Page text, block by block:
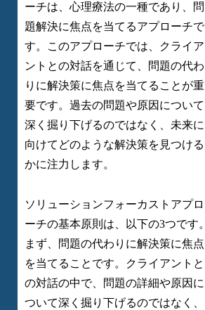
ーチは、心理療法の一種であり、問
題解決に焦点を当てるアプローチで
す。このアプローチでは、クライア
ントとの対話を通じて、問題の代わ
りに解決策に焦点を当てることが重
要です。過去の問題や原因について
深く掘り下げるのではなく、未来に
向けてどのような解決策を見つける
かに注力します。
ソリューションフォーカストアプロ
ーチの基本原則は、以下の3つです。
まず、問題の代わりに解決策に焦点
を当てることです。クライアントと
の対話の中で、問題の詳細や原因に
ついて深く掘り下げるのではなく、